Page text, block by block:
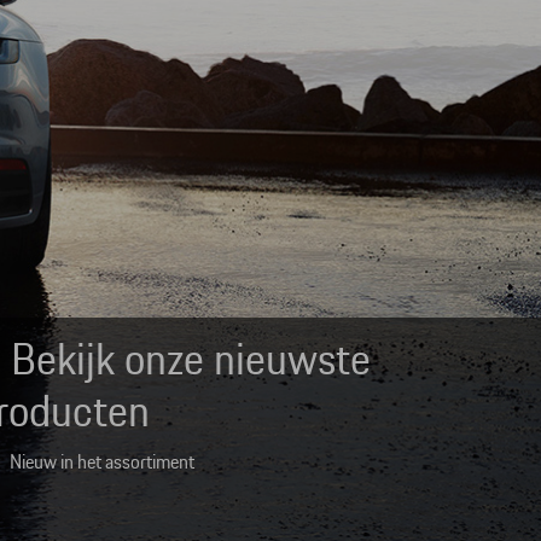
Bekijk onze nieuwste
Nieuw in het assortiment